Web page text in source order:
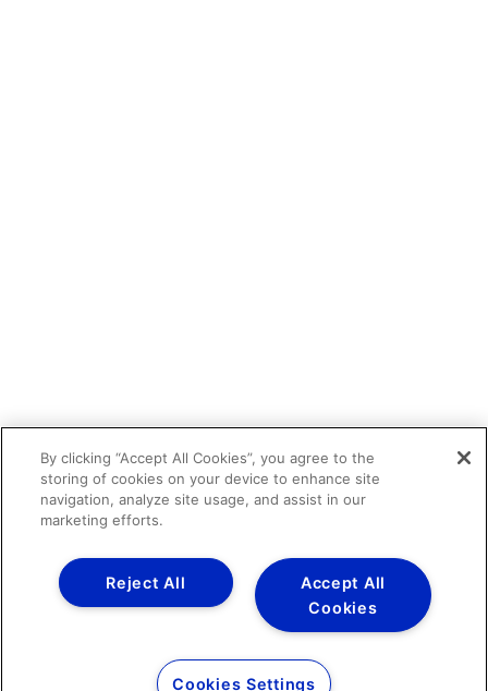
By clicking “Accept All Cookies”, you agree to the
storing of cookies on your device to enhance site
navigation, analyze site usage, and assist in our
marketing efforts.
Accept All
Cookies
Reject All
Cookies Settings